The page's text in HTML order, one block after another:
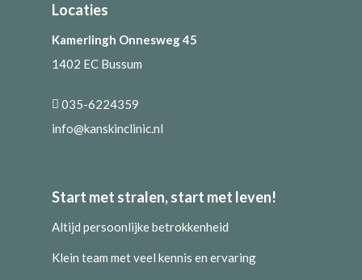
Locaties
Kamerlingh Onnesweg 45
1402 EC Bussum
035-6224359
info@kanskinclinic.nl
Start met stralen, start met leven!
Altijd persoonlijke betrokkenheid
Klein team met veel kennis en ervaring